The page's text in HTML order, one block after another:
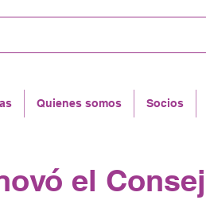
Quienes somos Socios
el